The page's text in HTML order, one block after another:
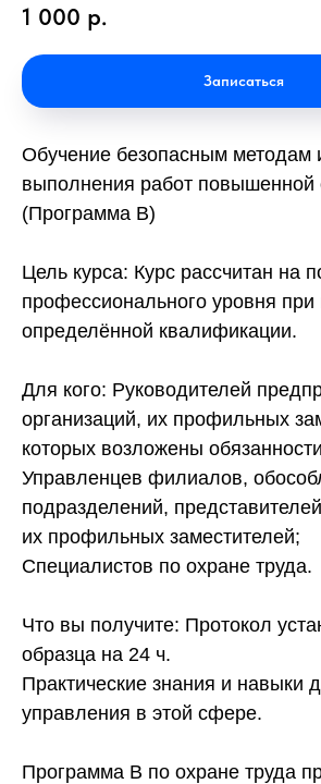
1 000 р.
Записаться
Обучение безопасным методам
выполнения работ повышенной
(Программа В)
Цель курса: Курс рассчитан на
профессионального уровня при
определённой квалификации.
Для кого: Руководителей
организаций, их профильных
которых возложены
Управленцев филиалов,
подразделений,
их профильных заместителей;
Специалистов по охране труда.
Что вы получите: Протокол
образца на 24 ч.
Практические знания и навыки
управления в этой сфере.
Программа В по охране труда